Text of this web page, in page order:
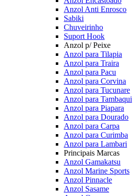
Anzol Anti Enrosco
Sabiki
Chuveirinho
Suport Hook
Anzol p/ Peixe
Anzol para Tilapia
Anzol para Traira
Anzol para Pacu
Anzol para Corvina
Anzol para Tucunare
Anzol para Tambaqui
Anzol para Piapara
Anzol para Dourado
Anzol para Carpa
Anzol para Curimba
Anzol para Lambari
Principais Marcas
Anzol Gamakatsu
Anzol Marine Sports
Anzol Pinnacle
Anzol Sasame